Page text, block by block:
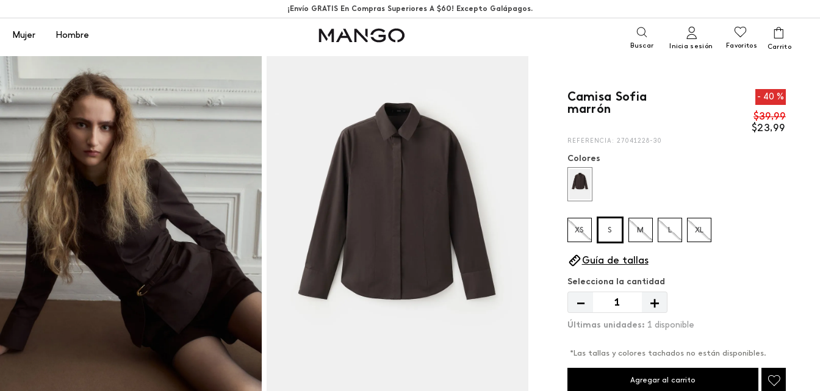
¡Envío GRATIS En Compras Superiores A $60! Excepto Galápagos.
Menú
Mujer Hombre
Buscar Inicia sesión Favoritos
Camisa Sofia
marrón
40 %
$39,99
$23,99
REFERENCIA : 27041228-30
Colores
XS S M L XL
Guía de tallas
＋
－
1 disponible
*Las tallas y colores tachados no están disponibles.
Agregar al carrito